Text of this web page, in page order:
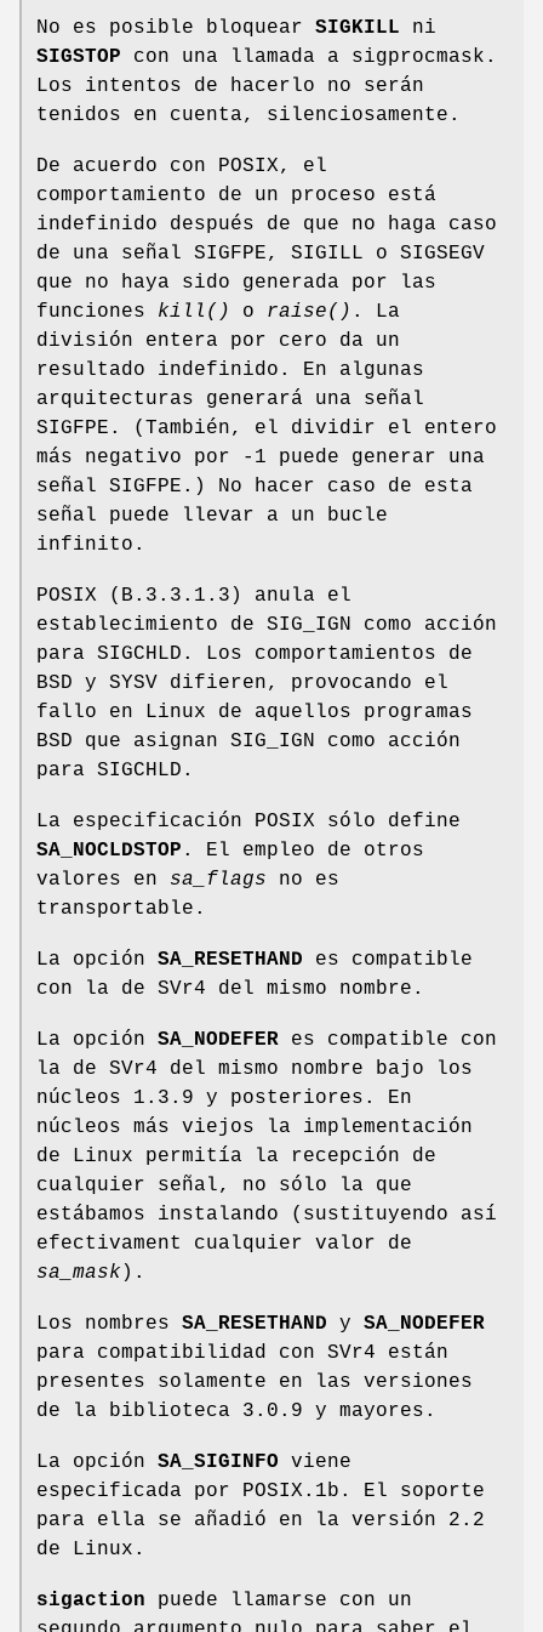
No es posible bloquear SIGKILL ni
SIGSTOP con una llamada a sigprocmask.
Los intentos de hacerlo no serán
tenidos en cuenta, silenciosamente.
De acuerdo con POSIX, el
comportamiento de un proceso está
indefinido después de que no haga caso
de una señal SIGFPE, SIGILL o SIGSEGV
que no haya sido generada por las
funciones kill() o raise() . La
división entera por cero da un
resultado indefinido. En algunas
arquitecturas generará una señal
SIGFPE. (También, el dividir el entero
más negativo por -1 puede generar una
señal SIGFPE.) No hacer caso de esta
señal puede llevar a un bucle
infinito.
POSIX (B.3.3.1.3) anula el
establecimiento de SIG_IGN como acción
para SIGCHLD. Los comportamientos de
BSD y SYSV difieren, provocando el
fallo en Linux de aquellos programas
BSD que asignan SIG_IGN como acción
para SIGCHLD.
La especificación POSIX sólo define
SA_NOCLDSTOP . El empleo de otros
valores en sa_flags no es
transportable.
La opción SA_RESETHAND es compatible
con la de SVr4 del mismo nombre.
La opción SA_NODEFER es compatible con
la de SVr4 del mismo nombre bajo los
núcleos 1.3.9 y posteriores. En
núcleos más viejos la implementación
de Linux permitía la recepción de
cualquier señal, no sólo la que
estábamos instalando (sustituyendo así
efectivament cualquier valor de
sa_mask ).
Los nombres SA_RESETHAND y SA_NODEFER
para compatibilidad con SVr4 están
presentes solamente en las versiones
de la biblioteca 3.0.9 y mayores.
La opción SA_SIGINFO viene
especificada por POSIX.1b. El soporte
para ella se añadió en la versión 2.2
de Linux.
sigaction puede llamarse con un